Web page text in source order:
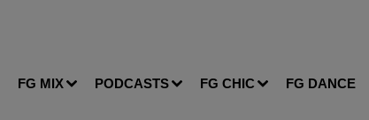
FG MIX PODCASTS FG CHIC FG DANCE